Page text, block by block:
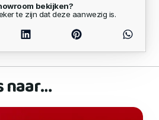
bekijken?
te zijn dat deze aanwezig is.
naar…